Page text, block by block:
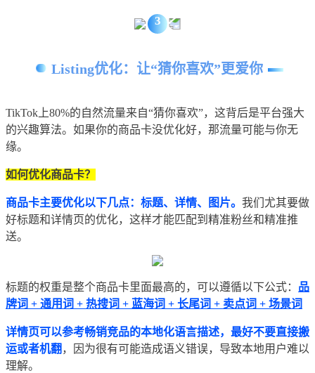
3
Listing优化：让“猜你喜欢”更爱你
TikTok上80%的自然流量来自“猜你喜欢”，这背后是平台强大
的兴趣算法。如果你的商品卡没优化好，那流量可能与你无
缘。
如何优化商品卡？
商品卡主要优化以下几点：标题、详情、图片。 我们尤其要做
好标题和详情页的优化，这样才能匹配到精准粉丝和精准推
送。
标题的权重是整个商品卡里面最高的，可以遵循以下公式： 品
牌词 + 通用词 + 热搜词 + 蓝海词 + 长尾词 + 卖点词 + 场景词
详情页可以参考畅销竞品的本地化语言描述，最好不要直接搬
运或者机翻 ，因为很有可能造成语义错误，导致本地用户难以
理解。